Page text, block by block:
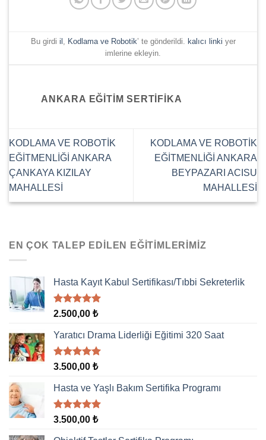
Bu girdi il , Kodlama ve Robotik’ te gönderildi. kalıcı linki yer
imlerine ekleyin.
ANKARA EĞITIM SERTIFIKA
KODLAMA VE ROBOTİK
EĞİTMENLİĞİ ANKARA
ÇANKAYA KIZILAY
MAHALLESİ
KODLAMA VE ROBOTİK
EĞİTMENLİĞİ ANKARA
BEYPAZARI ACISU
MAHALLESİ
EN ÇOK TALEP EDILEN EĞITIMLERIMIZ
Hasta Kayıt Kabul Sertifikası/Tıbbi Sekreterlik
5 üzerinden
aldı
2.500,00 ₺
Yaratıcı Drama Liderliği Eğitimi 320 Saat
5 üzerinden
aldı
3.500,00 ₺
Hasta ve Yaşlı Bakım Sertifika Programı
5 üzerinden
aldı
3.500,00 ₺